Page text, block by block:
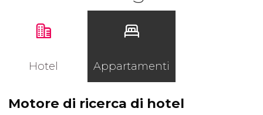
Hotel Appartamenti
Motore di ricerca di hotel